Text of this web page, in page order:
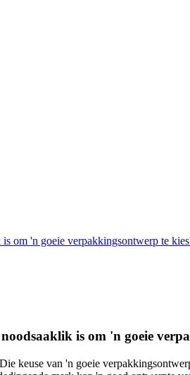
om 'n goeie verpakkingsontwerp te
is om 'n goeie
keuse van 'n goeie